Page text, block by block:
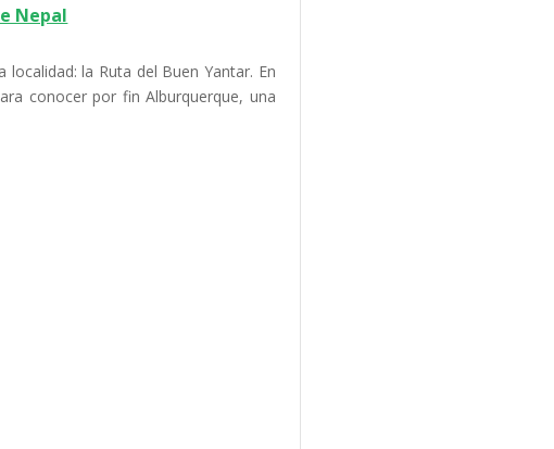
Nepal
la Ruta del Buen Yantar. En
conocer por fin Alburquerque, una